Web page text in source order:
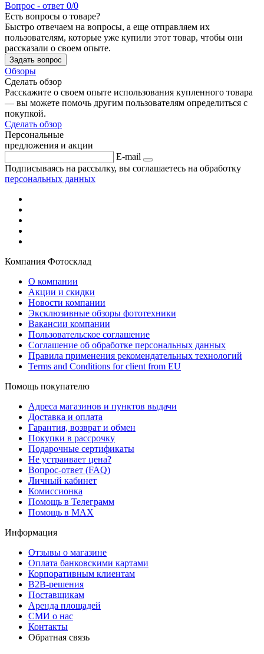
Вопрос - ответ 0/0
Есть вопросы о товаре?
Быстро отвечаем на вопросы, а еще отправляем их
пользователям, которые уже купили этот товар, чтобы они
рассказали о своем опыте.
Задать вопрос
Обзоры
Сделать обзор
Расскажите о своем опыте использования купленного товара
— вы можете помочь другим пользователям определиться с
покупкой.
Сделать обзор
Персональные
предложения и акции
E-mail
Подписываясь на рассылку, вы соглашаетесь на обработку
персональных данных
Компания Фотосклад
О компании
Акции и скидки
Новости компании
Эксклюзивные обзоры фототехники
Вакансии компании
Пользовательское соглашение
Соглашение об обработке персональных данных
Правила применения рекомендательных технологий
Terms and Conditions for client from EU
Помощь покупателю
Адреса магазинов и пунктов выдачи
Доставка и оплата
Гарантия, возврат и обмен
Покупки в рассрочку
Подарочные сертификаты
Не устраивает цена?
Вопрос-ответ (FAQ)
Личный кабинет
Комиссионка
Помощь в Телеграмм
Помощь в MAX
Информация
Отзывы о магазине
Оплата банковскими картами
Корпоративным клиентам
B2B-решения
Поставщикам
Аренда площадей
СМИ о нас
Контакты
Обратная связь